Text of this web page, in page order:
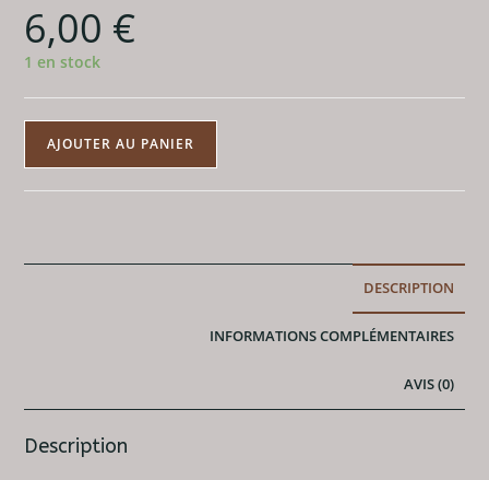
6,00 €
1 en stock
Pendentif
(20mm)
AJOUTER AU PANIER
DESCRIPTION
INFORMATIONS COMPLÉMENTAIRES
AVIS (0)
Description